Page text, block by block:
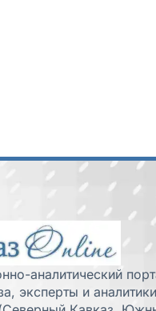
аналитический
эксперты и